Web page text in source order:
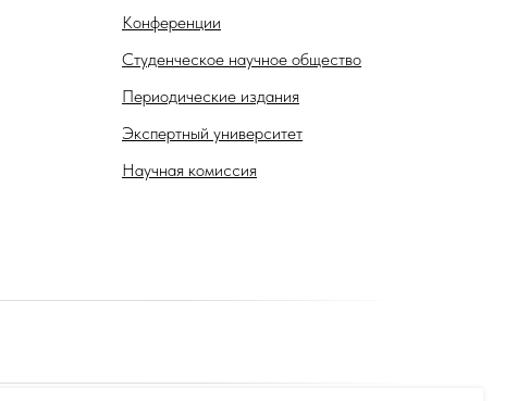
Конференции
Студенческое научное общество
Периодические издания
Экспертный университет
Научная комиссия